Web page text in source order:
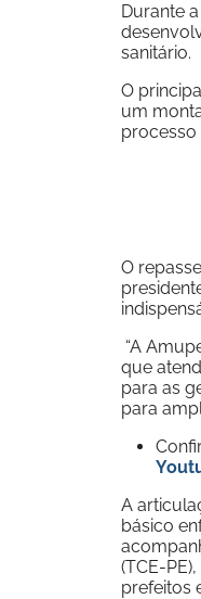
Durante
sanitário.
O
um
processo
O
“A
que
para as
para
A
básico
(TCE-
prefeitos